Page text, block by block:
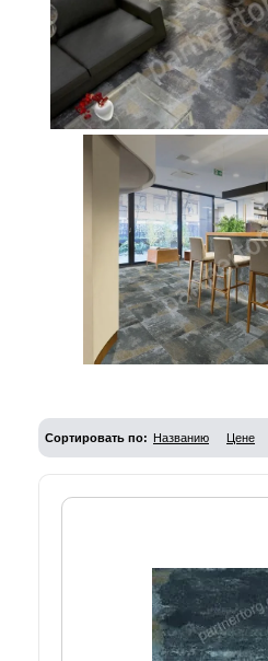
Сортировать по: Названию Цене